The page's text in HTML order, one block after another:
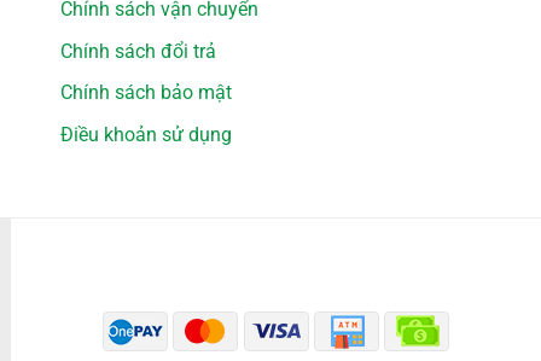
Chính sách vận chuyển
Chính sách đổi trả
Chính sách bảo mật
Điều khoản sử dụng